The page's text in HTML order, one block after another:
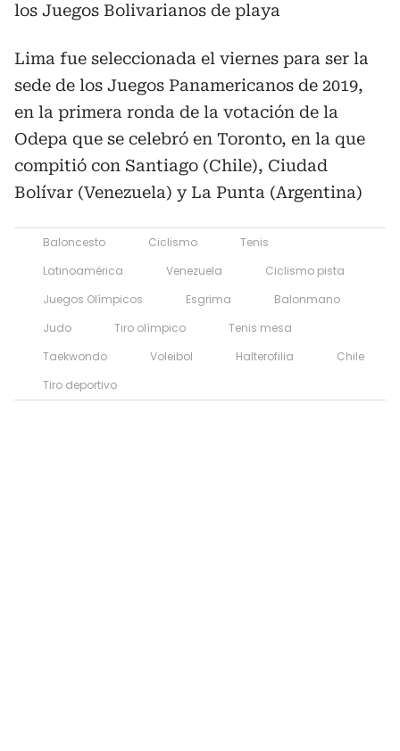
los Juegos Bolivarianos de playa
Lima fue seleccionada el viernes para ser la
sede de los Juegos Panamericanos de 2019,
en la primera ronda de la votación de la
Odepa que se celebró en Toronto, en la que
compitió con Santiago (Chile), Ciudad
Bolívar (Venezuela) y La Punta (Argentina)
Baloncesto Ciclismo
Tenis
Latinoamérica
Venezuela
Ciclismo pista
Juegos Olímpicos
Esgrima
Balonmano
Judo
Tiro olímpico
Tenis mesa
Taekwondo
Voleibol Halterofilia
Chile
Tiro deportivo